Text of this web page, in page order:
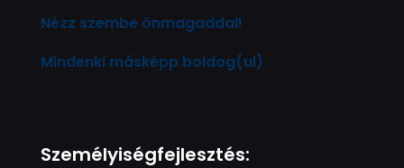
Nézz szembe önmagaddal!
Mindenki másképp boldog(ul)
Személyiségfejlesztés: